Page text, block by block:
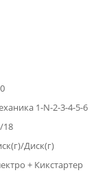
1-N-2-3-4-5-6
18
Диск(г)
+ Кикстартер